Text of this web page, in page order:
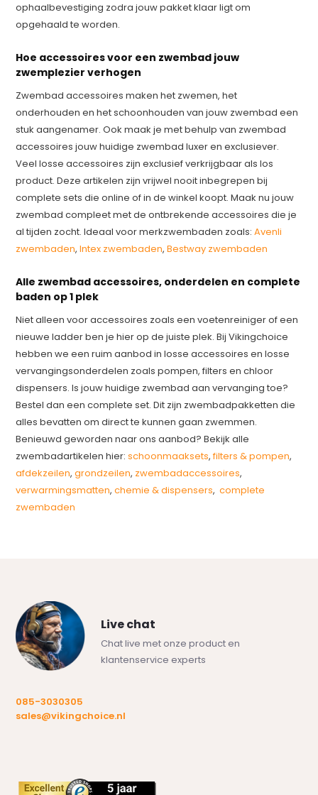
ophaalbevestiging zodra jouw pakket klaar ligt om
opgehaald te worden.
Hoe accessoires voor een zwembad jouw
zwemplezier verhogen
Zwembad accessoires maken het zwemen, het
onderhouden en het schoonhouden van jouw zwembad een
stuk aangenamer. Ook maak je met behulp van zwembad
accessoires jouw huidige zwembad luxer en exclusiever.
Veel losse accessoires zijn exclusief verkrijgbaar als los
product. Deze artikelen zijn vrijwel nooit inbegrepen bij
complete sets die online of in de winkel koopt. Maak nu jouw
zwembad compleet met de ontbrekende accessoires die je
al tijden zocht. Ideaal voor merkzwembaden zoals:Avenli
zwembaden,Intex zwembaden,Bestway zwembaden
Alle zwembad accessoires, onderdelen en complete
baden op 1 plek
Niet alleen voor accessoires zoals een voetenreiniger of een
nieuwe ladder ben je hier op de juiste plek. Bij Vikingchoice
hebben we een ruim aanbod in losse accessoires en losse
vervangingsonderdelen zoals pompen, filters en chloor
dispensers. Is jouw huidige zwembad aan vervanging toe?
Bestel dan een complete set. Dit zijn zwembadpakketten die
alles bevatten om direct te kunnen gaan zwemmen.
Benieuwd geworden naar ons aanbod? Bekijk alle
zwembadartikelen hier:schoonmaaksets,filters & pompen,
afdekzeilen,grondzeilen, zwembadaccessoires,
verwarmingsmatten,chemie & dispensers,complete
zwembaden
Live chat
Chat live met onze product en
klantenservice experts
085-3030305
sales@vikingchoice.nl